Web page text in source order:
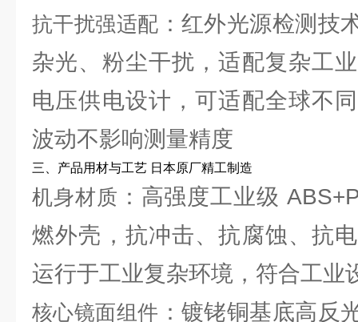
抗干扰强适配 ：红外光源检测技
杂光、粉尘干扰，适配复杂工
电压供电设计，可适配全球不
波动不影响测量精度
三、产品用材与工艺 日本原厂精工制造
机身材质 ：高强度工业级
燃外壳，抗冲击、抗腐蚀、抗
运行于工业复杂环境，符合工业
核心镜面组件 ：镀铑铜基底高反